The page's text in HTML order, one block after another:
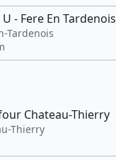
- Fere En Tardenois
Tardenois
Chateau-Thierry
Thierry